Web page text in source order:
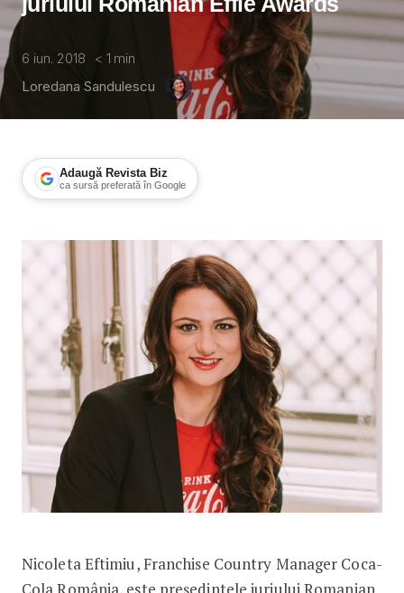
6 iun. 2018 < 1 min
Loredana Sandulescu
Adaugă Revista Biz
ca sursă preferată în Google
Nicoleta Eftimiu, președintele juriului
Nicoleta Eftimiu, Franchise Country Manager Coca-